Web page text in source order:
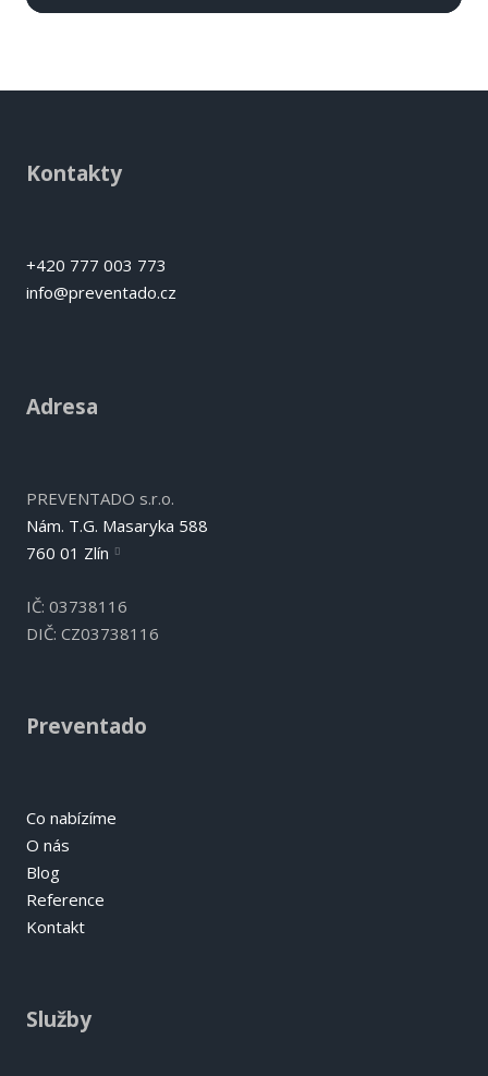
Kontakty
+420 777 003 773
info@preventado.cz
Adresa
PREVENTADO s.r.o.
Nám. T.G. Masaryka 588
760 01 Zlín
IČ: 03738116
DIČ: CZ03738116
Preventado
Co nabízíme
O nás
Blog
Reference
Kontakt
Služby